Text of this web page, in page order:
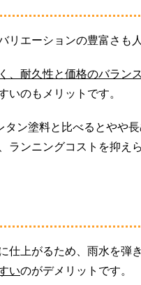
エーションの豊富さも
、耐久性と価格のバラン
いのもメリットです。
ン塗料と比べるとやや
ンニングコストを抑えら
仕上がるため、雨水を弾
いのがデメリットです。